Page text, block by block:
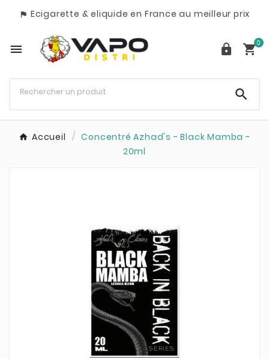
 Ecigarette & eliquide en France au meilleur prix
  0

Accueil
Concentré Azhad's - Black Mamba -
20ml